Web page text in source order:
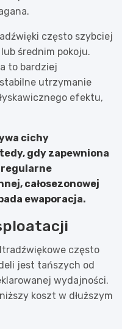
często szybciej
średnim pokoju.
to bardziej
utrzymanie
efektu,
cichy
gdy zapewniona
regularne
całosezonowej
ewaporacja.
często
jest tańszych od
wydajności.
koszt w dłuższym